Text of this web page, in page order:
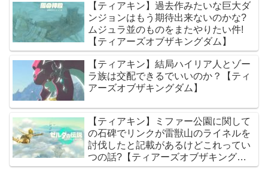
【ティアキン】過去作みたいな巨大ダ
ンジョンはもう期待出来ないのかな?
ムジュラ並のものをまたやりたい件!
【ティアーズオブザキングダム】
【ティアキン】結局ハイリア人とゾー
ラ族は交配できるでいいのか？【ティ
アーズオブザキングダム】
【ティアキン】ミファー公園に関して
の石碑でリンクが雷獣山のライネルを
討伐したと記載があるけどこれってい
つの話?【ティアーズオブザキングダ
ム】